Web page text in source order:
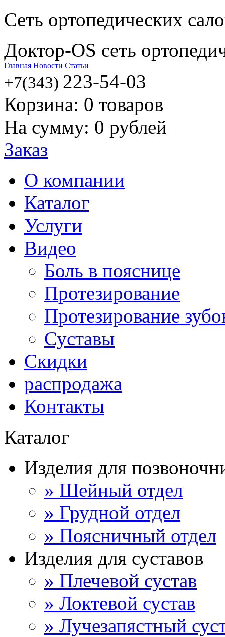
Сеть ортопедических
Доктор-OS сеть
Главная Новости Статьи
+7(343) 223-54-03
Корзина: 0 товаров
На сумму: 0 рублей
Заказ
О компании
Каталог
Услуги
Видео
Боль в пояснице
Протезирование
Протезирование
Суставы
Скидки
распродажа
Контакты
Каталог
Изделия для
» Шейный отдел
» Грудной отдел
» Поясничный отдел
Изделия для суставов
» Плечевой сустав
» Локтевой сустав
» Лучезапястный